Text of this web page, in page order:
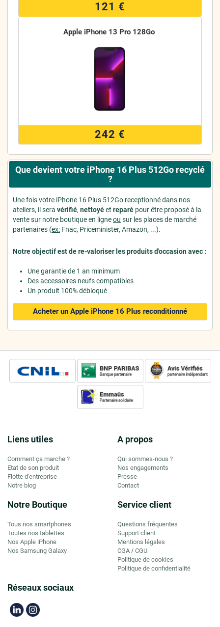
121 €
Apple iPhone 13 Pro 128Go
242 €
Que devient votre iPhone 16 Plus 512Go recyclé
?
Une fois votre iPhone 16 Plus 512Go receptionné dans nos
ateliers, il sera vérifié, nettoyéet reparé pour être proposé à la
vente sur notre boutique en ligneou sur les places de marché
partenaires (ex: Fnac, Priceminister, Amazon, ...).
Notre objectif est de re-valoriser les produits d'occasion avec :
Une garantie de 1 an minimum
Des accessoires neufs compatibles
Un produit 100% débloqué
Acheter un Apple iPhone 16 Plus reconditionné
Liens utiles
Comment ça marche ?
Etat de son produit
Flotte d'entreprise
Notre blog
A propos
Qui sommes-nous ?
Nos engagements
Presse
Contact
Notre Boutique
Tous nos smartphones
Toutes nos tablettes
Nos Apple iPhone
Nos Samsung Galaxy
Service client
Questions fréquentes
Support client
Mentions légales
CGA / CGU
Politique de cookies
Politique de confidentialité
Réseaux sociaux